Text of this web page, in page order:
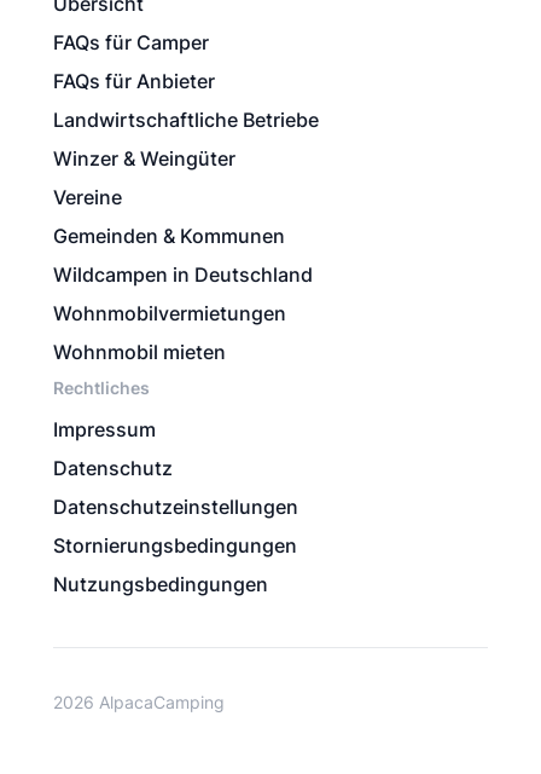
FAQs für Camper
FAQs für Anbieter
Landwirtschaftliche Betriebe
Winzer & Weingüter
Vereine
Gemeinden & Kommunen
Wildcampen in Deutschland
Wohnmobilvermietungen
Wohnmobil mieten
Rechtliches
Impressum
Datenschutz
Datenschutzeinstellungen
Stornierungsbedingungen
Nutzungsbedingungen
2026 AlpacaCamping